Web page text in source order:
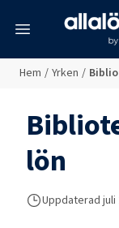
Hem / Yrken /
lön
Uppdaterad juli